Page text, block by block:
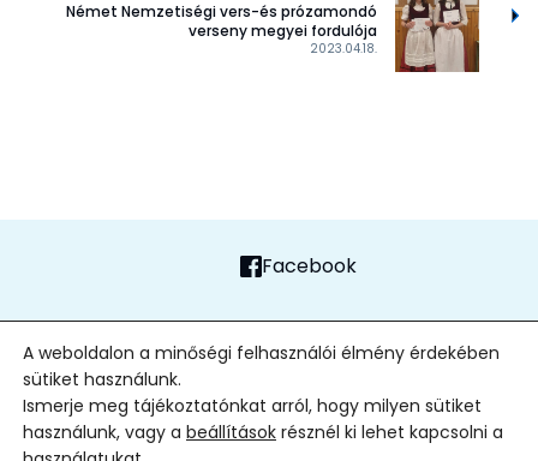
2023.04.18.
Német Nemzetiségi vers-és prózamondó
verseny megyei fordulója
Facebook
2026| Minden jog fenntartva
A weboldalon a minőségi felhasználói élmény érdekében
sütiket használunk.
Ismerje meg tájékoztatónkat arról, hogy milyen sütiket
használunk, vagy a beállítások résznél ki lehet kapcsolni a